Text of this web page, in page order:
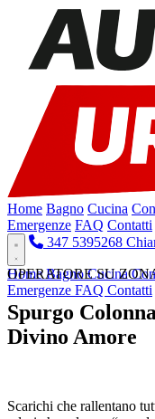
Home Bagno Cucina
Emergenze FAQ Contatti
347 5395268
HomeBagnoCucina
Emergenze FAQ Contatti
OPERATORE SU
Spurgo
Divino Amore
Scarichi che rallentano